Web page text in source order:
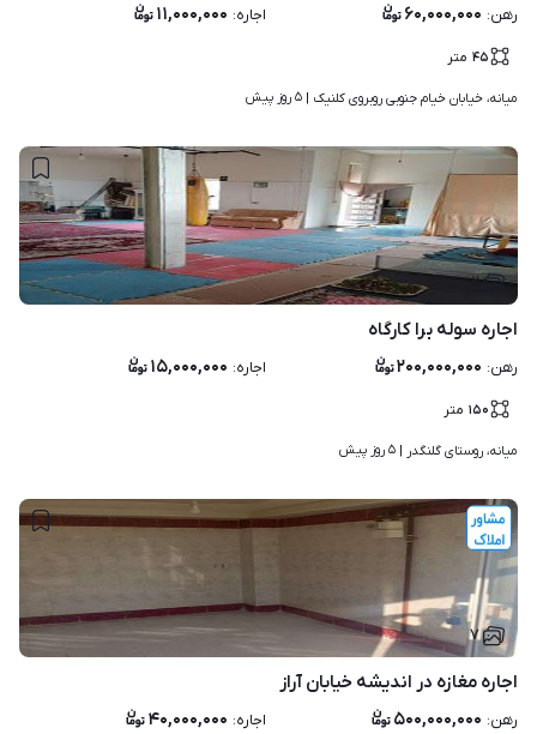
رهن: ۶۰,۰۰۰,۰۰۰ اجاره: ۱۱,۰۰۰,۰۰۰
۴۵ متر
میانه، خیابان خیام جنوبی روبروی کلنیک | ۵ روز پیش
۲
اجاره سوله برا کارگاه
رهن: ۲۰۰,۰۰۰,۰۰۰ اجاره: ۱۵,۰۰۰,۰۰۰
۱۵۰ متر
میانه، روستای گلنگدر | ۵ روز پیش
۷
اجاره مغازه در اندیشه خیابان آراز
رهن: ۵۰۰,۰۰۰,۰۰۰ اجاره: ۴۰,۰۰۰,۰۰۰